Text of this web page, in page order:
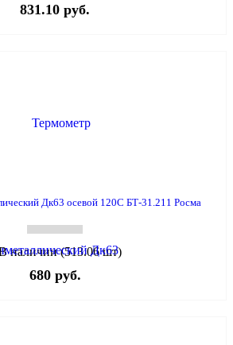
831.10 руб.
Дк63 осевой 120С БТ-31.211 Росма
наличии (513.06 шт)
680 руб.